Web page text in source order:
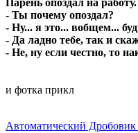
Парень опоздал на
- Ты почему опоздал?
- Ну... я это... вобщем...
- Да ладно тебе, так и
- Не, ну если честно, то
и фотка прикл
Автоматический